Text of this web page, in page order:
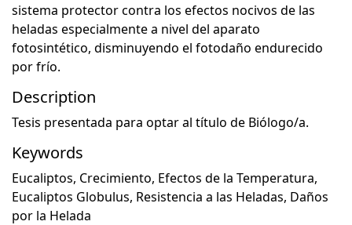
sistema protector contra los efectos nocivos de las
heladas especialmente a nivel del aparato
fotosintético, disminuyendo el fotodaño endurecido
por frío.
Description
Tesis presentada para optar al título de Biólogo/a.
Keywords
Eucaliptos, Crecimiento, Efectos de la Temperatura,
Eucaliptos Globulus, Resistencia a las Heladas, Daños
por la Helada